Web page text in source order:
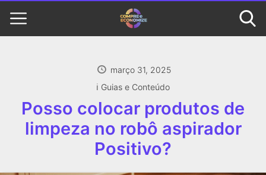
março 31, 2025
ℹ️ Guias e Conteúdo
Posso colocar produtos de
limpeza no robô aspirador
Positivo?